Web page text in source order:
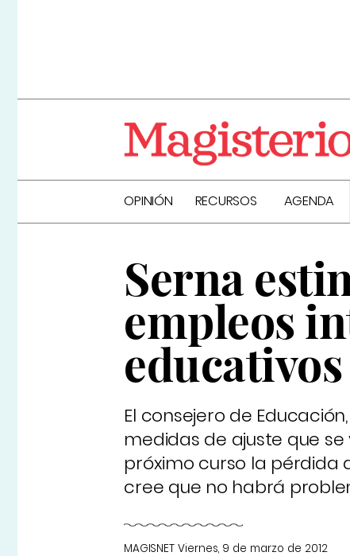
OPINIÓN RECURSOS AGENDA
Serna
empleos
educativos
El consejero de
medidas de ajuste que
próximo curso la pérdida
cree que no habrá
MAGISNET Viernes, 9 de marzo de 2012